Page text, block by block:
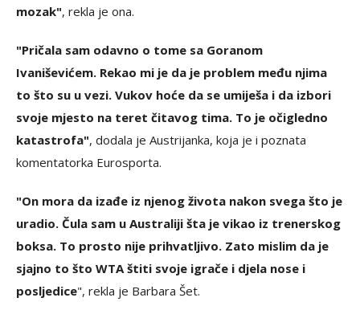
mozak", rekla je ona.
"Pričala sam odavno o tome sa Goranom
Ivaniševićem. Rekao mi je da je problem među njima
to što su u vezi. Vukov hoće da se umiješa i da izbori
svoje mjesto na teret čitavog tima. To je očigledno
katastrofa", dodala je Austrijanka, koja je i poznata
komentatorka Eurosporta.
"On mora da izađe iz njenog života nakon svega što je
uradio. Čula sam u Australiji šta je vikao iz trenerskog
boksa. To prosto nije prihvatljivo. Zato mislim da je
sjajno to što WTA štiti svoje igrače i djela nose i
posljedice", rekla je Barbara Šet.